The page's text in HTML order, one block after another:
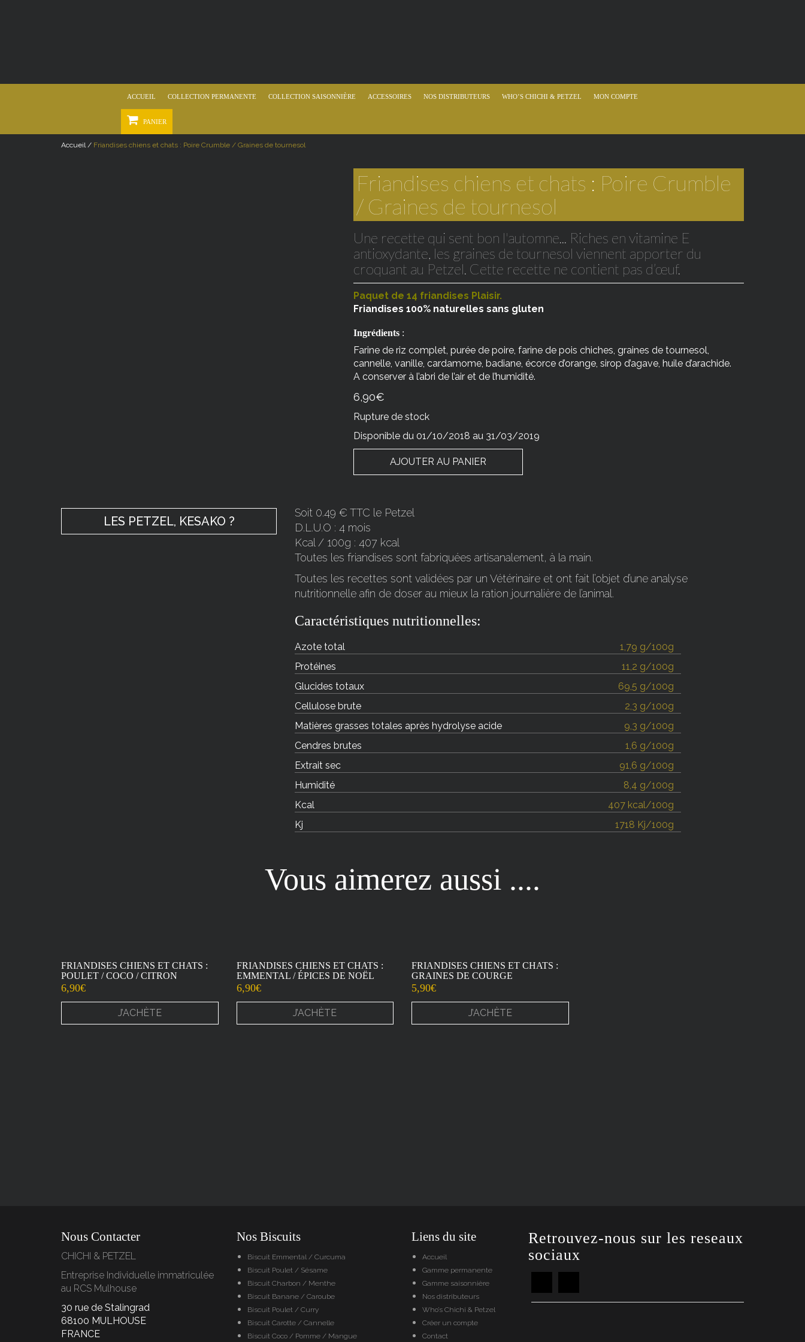
ACCUEIL COLLECTION PERMANENTE COLLECTION SAISONNIÈRE ACCESSOIRES NOS DISTRIBUTEURS WHO’S CHICHI & PETZEL MON COMPTE
PANIER
Accueil / Friandises chiens et chats : Poire Crumble / Graines de tournesol
Friandises chiens et chats : Poire Crumble
/ Graines de tournesol
Une recette qui sent bon l'automne... Riches en vitamine E
antioxydante, les graines de tournesol viennent apporter du
croquant au Petzel. Cette recette ne contient pas d’œuf.
Paquet de 14 friandises Plaisir.
Friandises 100% naturelles sans gluten
Ingrédients:
Farine de riz complet, purée de poire, farine de pois chiches, graines de tournesol,
cannelle, vanille, cardamome, badiane, écorce d’orange, sirop d’agave, huile d’arachide.
A conserver à l’abri de l’air et de l’humidité.
6,90€
Rupture de stock
Disponible du 01/10/2018 au 31/03/2019
AJOUTER AU PANIER
LES PETZEL, KESAKO ?
Soit 0.49 € TTC le Petzel
D.L.U.O : 4 mois
Kcal / 100g : 407 kcal
Toutes les friandises sont fabriquées artisanalement, à la main.
Toutes les recettes sont validées par un Vétérinaire et ont fait l’objet d’une analyse
nutritionnelle afin de doser au mieux la ration journalière de l’animal.
Caractéristiques nutritionnelles:
Azote total
1,79 g/100g
Protéines
11,2 g/100g
Glucides totaux
69,5 g/100g
Cellulose brute
2,3 g/100g
Matières grasses totales après hydrolyse acide
9,3 g/100g
Cendres brutes
1,6 g/100g
Extrait sec
91,6 g/100g
Humidité
8,4 g/100g
Kcal
407 kcal/100g
Kj
1718 Kj/100g
Vous aimerez aussi ....
FRIANDISES CHIENS ET CHATS :
POULET / COCO / CITRON
6,90€
J’ACHÈTE
FRIANDISES CHIENS ET CHATS :
EMMENTAL / ÉPICES DE NOËL
6,90€
J’ACHÈTE
FRIANDISES CHIENS ET CHATS :
GRAINES DE COURGE
5,90€
J’ACHÈTE
Nous Contacter
CHICHI & PETZEL
Entreprise Individuelle immatriculée
au RCS Mulhouse
30 rue de Stalingrad
68100 MULHOUSE
FRANCE
Nos Biscuits
Biscuit Emmental / Curcuma
Biscuit Poulet / Sésame
Biscuit Charbon / Menthe
Biscuit Banane / Caroube
Biscuit Poulet / Curry
Biscuit Carotte / Cannelle
Biscuit Coco / Pomme / Mangue
Liens du site
Accueil
Gamme permanente
Gamme saisonnière
Nos distributeurs
Who’s Chichi & Petzel
Créer un compte
Contact
Retrouvez-nous sur les reseaux
sociaux